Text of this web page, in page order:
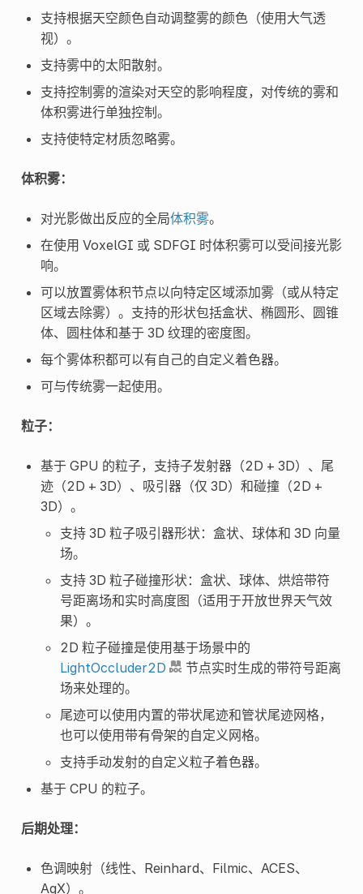
支持根据天空颜色自动调整雾的颜色（使用大气透
视）。
支持雾中的太阳散射。
支持控制雾的渲染对天空的影响程度，对传统的雾和
体积雾进行单独控制。
支持使特定材质忽略雾。
体积雾：
对光影做出反应的全局体积雾。
在使用 VoxelGI 或 SDFGI 时体积雾可以受间接光影
响。
可以放置雾体积节点以向特定区域添加雾（或从特定
区域去除雾）。支持的形状包括盒状、椭圆形、圆锥
体、圆柱体和基于 3D 纹理的密度图。
每个雾体积都可以有自己的自定义着色器。
可与传统雾一起使用。
粒子：
基于 GPU 的粒子，支持子发射器（2D + 3D）、尾
迹（2D + 3D）、吸引器（仅 3D）和碰撞（2D +
3D）。
支持 3D 粒子吸引器形状：盒状、球体和 3D 向量
场。
支持 3D 粒子碰撞形状：盒状、球体、烘焙带符
号距离场和实时高度图（适用于开放世界天气效
果）。
2D 粒子碰撞是使用基于场景中的
LightOccluder2D
节点实时生成的带符号距离
场来处理的。
尾迹可以使用内置的带状尾迹和管状尾迹网格，
也可以使用带有骨架的自定义网格。
支持手动发射的自定义粒子着色器。
基于 CPU 的粒子。
后期处理：
色调映射（线性、Reinhard、Filmic、ACES、
AgX）。